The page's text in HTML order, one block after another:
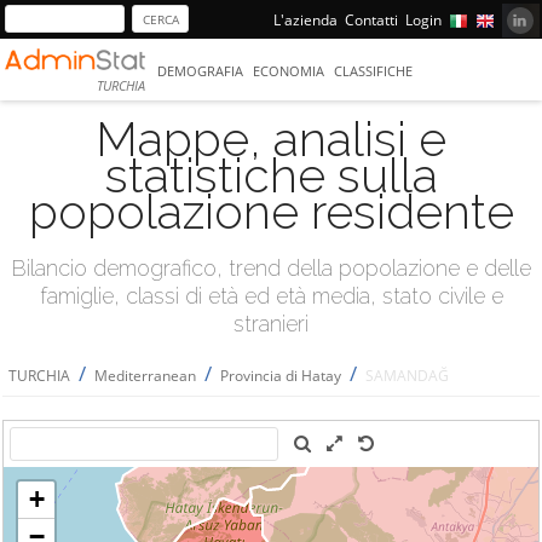
L'azienda Contatti Login
TURCHIA
DEMOGRAFIA ECONOMIA CLASSIFICHE
Mappe, analisi e
statistiche sulla
popolazione residente
Bilancio demografico, trend della popolazione e delle
famiglie, classi di età ed età media, stato civile e
stranieri
TURCHIA / Mediterranean / Provincia di Hatay / SAMANDAĞ